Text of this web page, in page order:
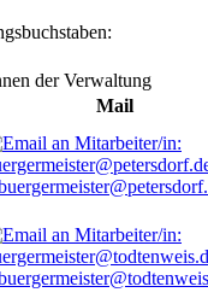
der Verwaltung
Mail